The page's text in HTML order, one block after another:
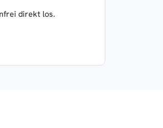
direkt los.